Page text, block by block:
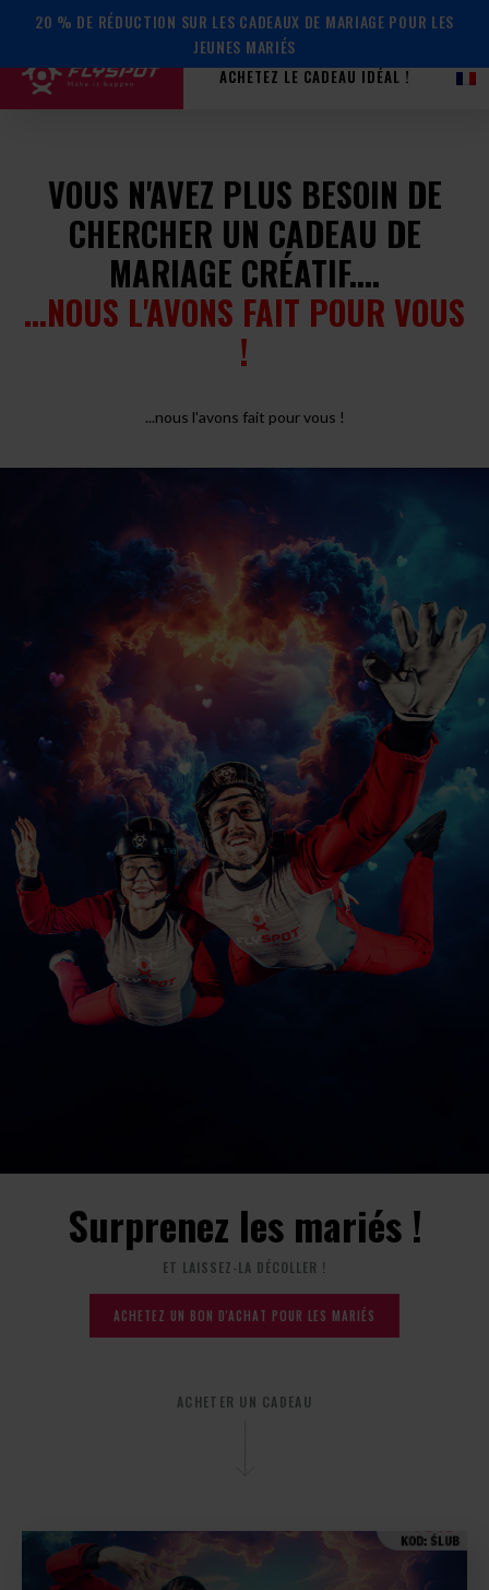
20 % DE RÉDUCTION SUR LES CADEAUX DE MARIAGE POUR LES
JEUNES MARIÉS
ACHETEZ LE CADEAU IDÉAL !
VOUS N'AVEZ PLUS BESOIN DE
CHERCHER UN CADEAU DE
MARIAGE CRÉATIF....
...NOUS L'AVONS FAIT POUR VOUS
!
...nous l'avons fait pour vous !
Surprenez les mariés !
ET LAISSEZ-LA DÉCOLLER !
ACHETEZ UN BON D'ACHAT POUR LES MARIÉS
ACHETER UN CADEAU